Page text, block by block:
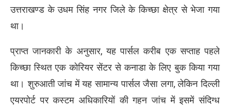
उत्तराखण्ड के उधम सिंह नगर जिले के किच्छा क्षेत्र से भेजा गया
था।
प्राप्त जानकारी के अनुसार, यह पार्सल करीब एक सप्ताह पहले
किच्छा स्थित एक कोरियर सेंटर से कनाडा के लिए बुक किया गया
था। शुरुआती जांच में यह सामान्य पार्सल जैसा लगा, लेकिन दिल्ली
एयरपोर्ट पर कस्टम अधिकारियों की गहन जांच में इसमें संदिग्ध